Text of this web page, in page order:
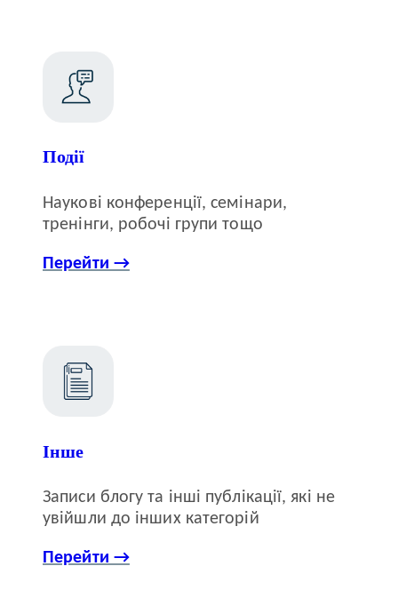
Події
Наукові конференції, семінари,
тренінги, робочі групи тощо
Перейти →
Інше
Записи блогу та інші публікації, які не
увійшли до інших категорій
Перейти →